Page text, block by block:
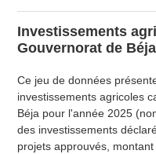
Investissements
Gouvernorat de Béja
Ce jeu de données
investissements agricoles
Béja pour l'année 2025
des investissements
projets approuvés,